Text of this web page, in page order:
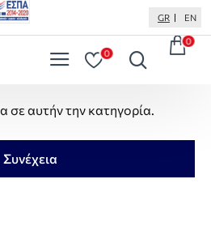
GR EN
0
0
σε αυτήν την κατηγορία.
Συνέχεια